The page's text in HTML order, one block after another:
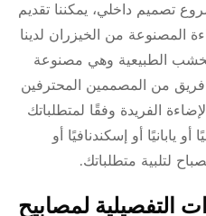
تصميم داخلي، يمكننا تقديم
المصنوعة من الخيزران لدينا
الطبيعية وهي مصنوعة
فريق من المصممين المحترفين
الفريدة وفقًا لمتطلباتك
يابانيًا أو إسكندنافيًا أو
لتلبية متطلباتك.
التفصيلية لمصابيح